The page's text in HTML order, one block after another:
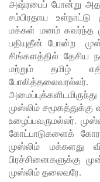
ள், தேசிய
வழங்கல்
வடிகால்
சபை
சட்டமூலங்
கள்
நிறைவேற்
றம்!
அஷ்ரபைப் போன்று
சம்பிரதாய உள்நாட்டு
மக்கள் மனம் கவர்ந்த
பதியுதீன் போன்ற
சிங்களத்தில் தேசிய
மற்றும் தமிழ்
முஸ்லிம்
உழைப்பவருமல்லர்.
கோட்பாடுகளைக்
முஸ்லிம் மக்களது
பிரச்சினைகளுக்கு
முஸ்லிம் தலைவரே.